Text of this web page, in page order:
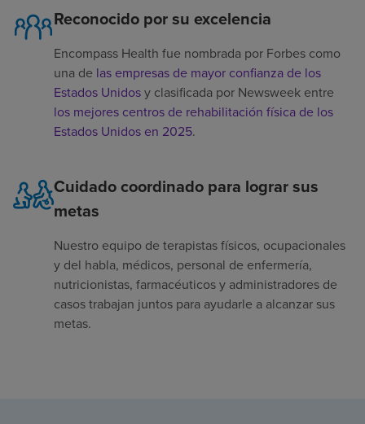
Reconocido por su excelencia
Encompass Health fue nombrada por Forbes como
una de las empresas de mayor confianza de los
Estados Unidosy clasificada por Newsweek entre
los mejores centros de rehabilitación física de los
Estados Unidos en 2025.
Cuidado coordinado para lograr sus
metas
Nuestro equipo de terapistas físicos, ocupacionales
y del habla, médicos, personal de enfermería,
nutricionistas, farmacéuticos y administradores de
casos trabajan juntos para ayudarle a alcanzar sus
metas.